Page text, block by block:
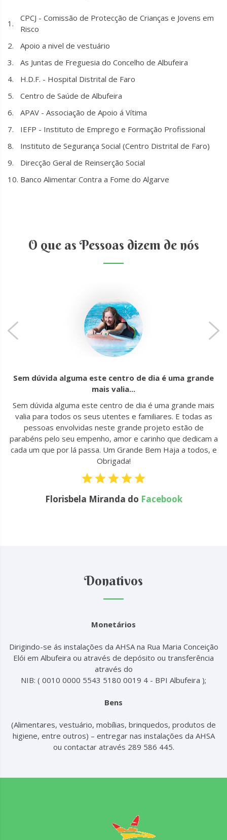
CPCJ - Comissão de Protecção de Crianças e Jovens em
Risco
Apoio a nivel de vestuário
As Juntas de Freguesia do Concelho de Albufeira
H.D.F. - Hospital Distrital de Faro
Centro de Saúde de Albufeira
APAV - Associação de Apoio á Vítima
IEFP - Instituto de Emprego e Formação Profissional
Instituto de Segurança Social (Centro Distrital de Faro)
Direcção Geral de Reinserção Social
Banco Alimentar Contra a Fome do Algarve
O que as Pessoas dizem de nós
Sem dúvida alguma este centro de dia é uma grande
mais valia...
Sem dúvida alguma este centro de dia é uma grande mais
valia para todos os seus utentes e familiares. E todas as
pessoas envolvidas neste grande projeto estão de
parabéns pelo seu empenho, amor e carinho que dedicam a
cada um que por lá passa. Um Grande Bem Haja a todos, e
Obrigada!
Florisbela Miranda do Facebook
Donativos
Monetários
Dirigindo-se ás instalações da AHSA na Rua Maria Conceição
Elói em Albufeira ou através de depósito ou transferência
através do
NIB: ( 0010 0000 5543 5180 0019 4 - BPI Albufeira );
Bens
(Alimentares, vestuário, mobílias, brinquedos, produtos de
higiene, entre outros) – entregar nas instalações da AHSA
ou contactar através 289 586 445.